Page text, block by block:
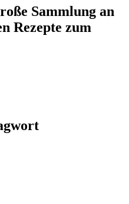
Sammlung an
Rezepte zum